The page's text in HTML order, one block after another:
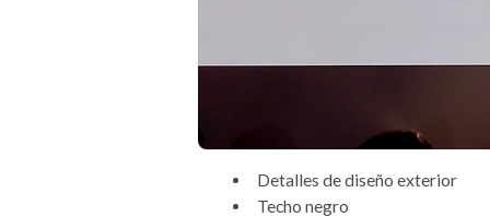
Detalles de diseño exterior
Techo negro